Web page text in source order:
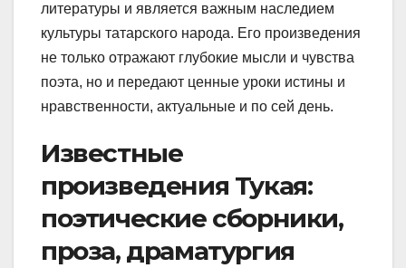
литературы и является важным наследием
культуры татарского народа. Его произведения
не только отражают глубокие мысли и чувства
поэта, но и передают ценные уроки истины и
нравственности, актуальные и по сей день.
Известные
произведения Тукая:
поэтические сборники,
проза, драматургия